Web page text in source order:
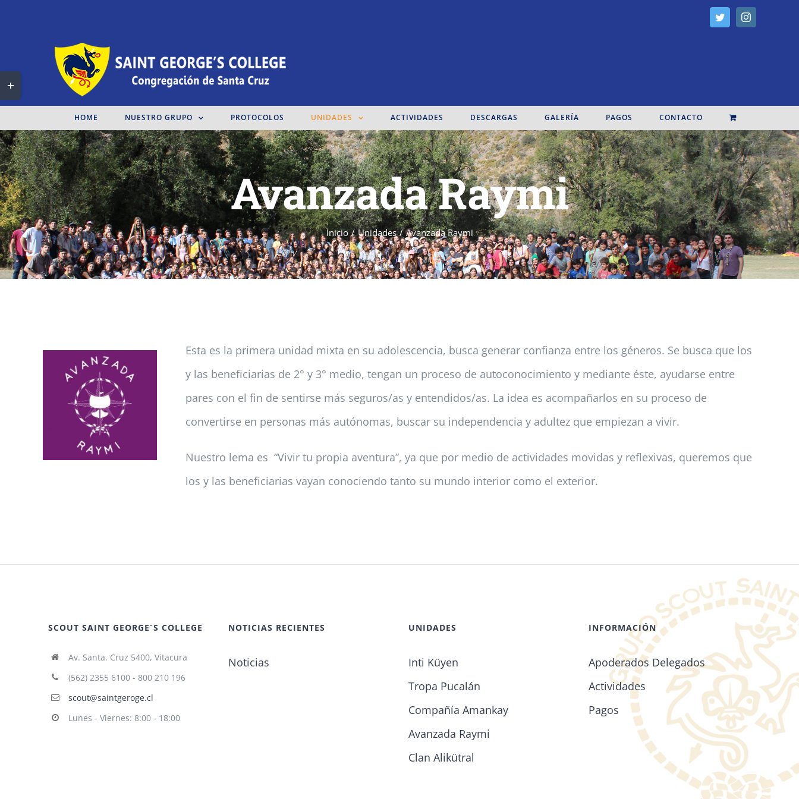
TwitterInstagram
HOME NUESTRO GRUPO PROTOCOLOS UNIDADES ACTIVIDADES DESCARGAS GALERÍA PAGOS CONTACTO
Avanzada Raymi
Inicio / Unidades / Avanzada Raymi
Esta es la primera unidad mixta en su adolescencia, busca generar confianza entre los géneros. Se busca que los
y las beneficiarias de 2° y 3° medio, tengan un proceso de autoconocimiento y mediante éste, ayudarse entre
pares con el fin de sentirse más seguros/as y entendidos/as. La idea es acompañarlos en su proceso de
convertirse en personas más autónomas, buscar su independencia y adultez que empiezan a vivir.
Nuestro lema es “Vivir tu propia aventura”, ya que por medio de actividades movidas y reflexivas, queremos que
los y las beneficiarias vayan conociendo tanto su mundo interior como el exterior.
SCOUT SAINT GEORGE´S COLLEGE
Av. Santa. Cruz 5400, Vitacura
(562) 2355 6100 - 800 210 196
scout@saintgeroge.cl
Lunes - Viernes: 8:00 - 18:00
NOTICIAS RECIENTES
Noticias
UNIDADES
Inti Küyen
Tropa Pucalán
Compañía Amankay
Avanzada Raymi
Clan Alikütral
INFORMACIÓN
Apoderados Delegados
Actividades
Pagos
Toggle
Sliding
Bar
Area